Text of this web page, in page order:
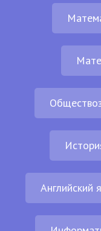
Английский